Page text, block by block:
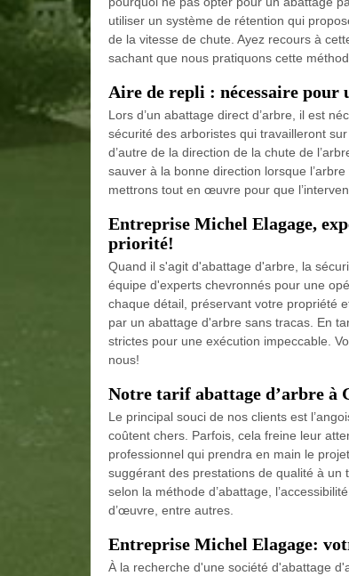
utiliser un système de rétention qui
de la vitesse de chute. Ayez recours à
sachant que nous pratiquons cette
Aire de repli : nécessaire pour
Lors d’un abattage direct d’arbre, il est
sécurité des arboristes qui travailleront
d’autre de la direction de la chute de
sauver à la bonne direction lorsque
mettrons tout en œuvre pour que
Entreprise Michel Elagage,
priorité!
Quand il s'agit d'abattage d'arbre, la
équipe d'experts chevronnés pour une
chaque détail, préservant votre propriété
par un abattage d'arbre sans tracas. En
strictes pour une exécution impeccable.
nous!
Notre tarif abattage d’arbre à
Le principal souci de nos clients est
coûtent chers. Parfois, cela freine leur
professionnel qui prendra en main le
suggérant des prestations de qualité à un
selon la méthode d’abattage,
d’œuvre, entre autres.
Entreprise Michel Elagage:
À la recherche d'une société d'abattage